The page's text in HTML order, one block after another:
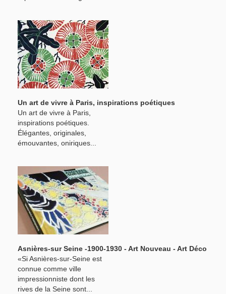
Un art de vivre à Paris, inspirations poétiques
Un art de vivre à Paris,
inspirations poétiques.
Élégantes, originales,
émouvantes, oniriques...
Asnières-sur Seine -1900-1930 - Art Nouveau - Art Déco
«Si Asnières-sur-Seine est
connue comme ville
impressionniste dont les
rives de la Seine sont...